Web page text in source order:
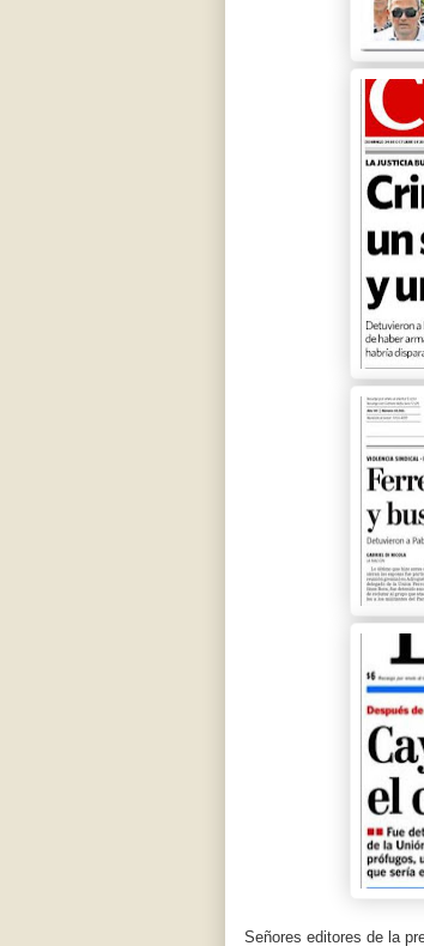
Señores editores de la